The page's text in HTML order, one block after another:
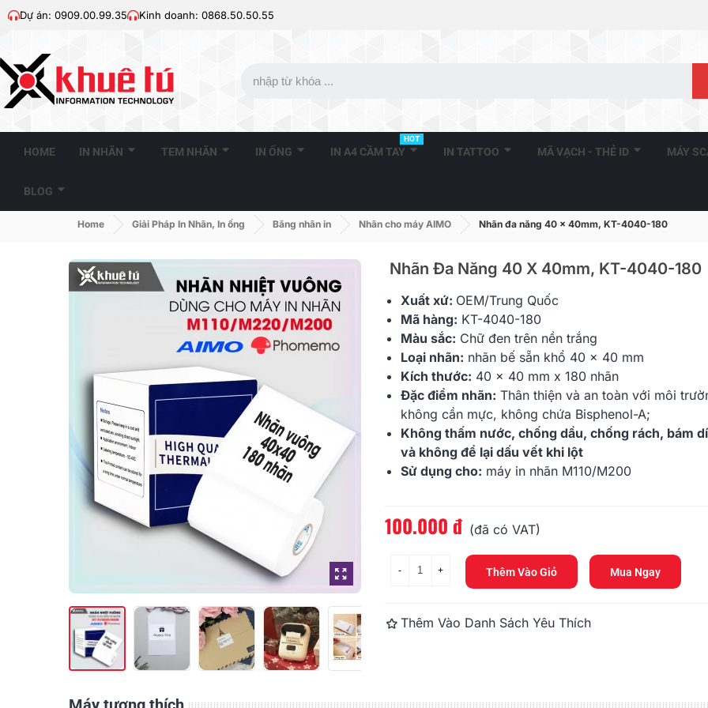
Dự án: 0909.00.99.35 Kinh doanh: 0868.50.50.55
HOME IN NHÃN TEM NHÃN IN ỐNG IN A4 CẦM TAY
HOT
IN TATTOO MÃ VẠCH - THẺ ID MÁY
BLOG
Home Giải Pháp In Nhãn, In ống Băng nhãn in Nhãn cho máy AIMO Nhãn đa năng 40 x 40mm, KT-4040-180
Nhãn Đa Năng 40 X 40mm, KT-4040-180
Xuất xứ: OEM/Trung Quốc
Mã hàng: KT-4040-180
Màu sắc: Chữ đen trên nền trắng
Loại nhãn: nhãn bế sẵn khổ 40 x 40 mm
Kích thước: 40 x 40 mm x 180 nhãn
Đặc điểm nhãn: Thân thiện và an toàn với môi
không cần mực, không chứa Bisphenol-A;
Không thấm nước, chống dầu, chống rách, bám
và không để lại dấu vết khi lột
Sử dụng cho: máy in nhãn M110/M200
Đọc thêm
100.000 đ (đã có VAT)
- + Thêm Vào Giỏ Mua Ngay
Thêm Vào Danh Sách Yêu Thích
Nhãn In HZe-111 (TZe-111,
TZ2-111), 6mm X 8m,...
165.000 đ
Nhãn In HZe-121 (TZe-121,
TZ2-121), 9mm X 8m,...
165.000 đ
Nhãn In HZe-
TZ2-211),
165.000 đ